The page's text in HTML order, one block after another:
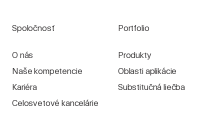
Spoločnosť
O nás
Naše kompetencie
Kariéra
Celosvetové kancelárie
Portfolio
Produkty
Oblasti aplikácie
Substitučná liečba